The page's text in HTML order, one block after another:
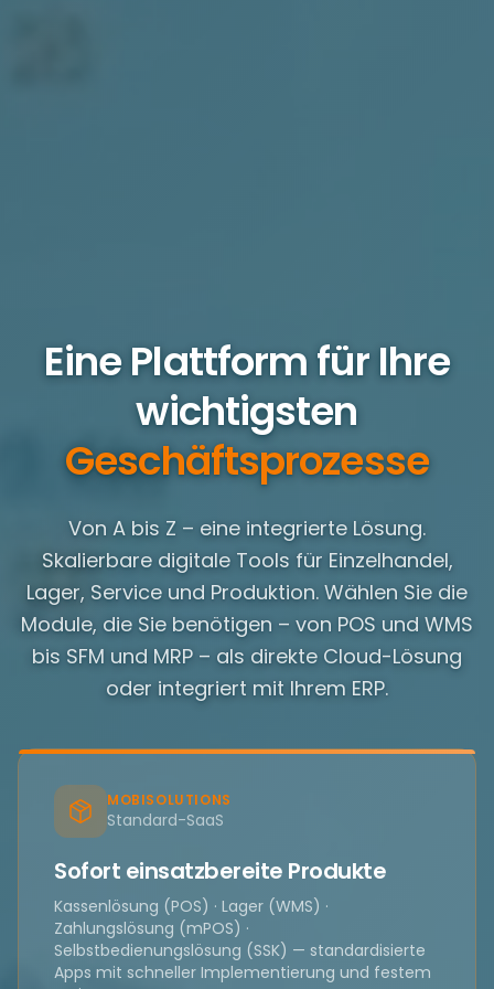
Eine Plattform für Ihre
wichtigsten
Geschäftsprozesse
Von A bis Z – eine integrierte Lösung.
Skalierbare digitale Tools für Einzelhandel,
Lager, Service und Produktion. Wählen Sie die
Module, die Sie benötigen – von POS und WMS
bis SFM und MRP – als direkte Cloud-Lösung
oder integriert mit Ihrem ERP.
MOBISOLUTIONS
Standard-SaaS
Sofort einsatzbereite Produkte
Kassenlösung (POS) · Lager (WMS) ·
Zahlungslösung (mPOS) ·
Selbstbedienungslösung (SSK) — standardisierte
Apps mit schneller Implementierung und festem